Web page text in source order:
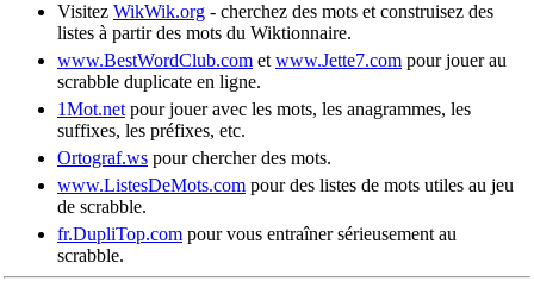
Visitez WikWik.org - cherchez des mots et construisez des
listes à partir des mots du Wiktionnaire.
www.BestWordClub.com et www.Jette7.com pour jouer au
scrabble duplicate en ligne.
1Mot.net pour jouer avec les mots, les anagrammes, les
suffixes, les préfixes, etc.
Ortograf.ws pour chercher des mots.
www.ListesDeMots.com pour des listes de mots utiles au jeu
de scrabble.
fr.DupliTop.com pour vous entraîner sérieusement au
scrabble.